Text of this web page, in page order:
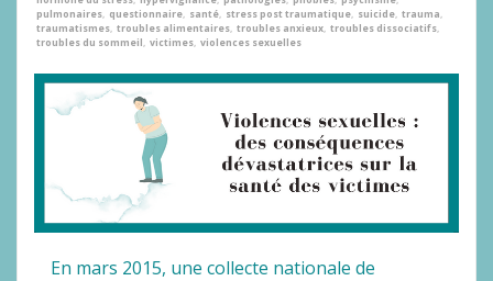
pulmonaires, questionnaire, santé, stress post traumatique, suicide, trauma,
traumatismes, troubles alimentaires, troubles anxieux, troubles dissociatifs,
troubles du sommeil, victimes, violences sexuelles
En mars 2015, une collecte nationale de